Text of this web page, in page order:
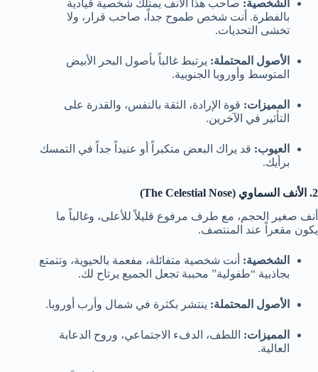
الشخصية: صاحب هذا الأنف يمتلك شخصية قيادية
بالفطرة. أنت شخص طموح جداً، صاحب قرار، ولا
تخشى التحديات.
الأصول المحتملة: يرتبط غالباً بأصول البحر الأبيض
المتوسط وأوروبا الجنوبية.
المميزات: قوة الإرادة، الثقة بالنفس، والقدرة على
التأثير في الآخرين.
العيوب: قد يراك البعض متكبراً أو عنيداً جداً في التمسك
برأيك.
2. الأنف السماوي (The Celestial Nose)
أنف صغير الحجم، مع طرف مرفوع قليلاً للأعلى، وغالباً ما
يكون مقعراً عند المنتصف.
الشخصية: أنت شخصية متفائلة، مفعمة بالحيوية، وتتمتع
بجاذبية “طفولية” محببة تجعل الجميع يرتاح لك.
الأصول المحتملة: ينتشر بكثرة في شمال وأرب أوروبا.
المميزات: اللطف، الدفء الاجتماعي، وروح الدعابة
العالية.